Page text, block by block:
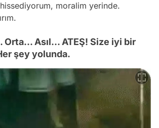
hissediyorum, moralim yerinde.
Orta... Asıl... ATEŞ! Size iyi bir
şey yolunda.